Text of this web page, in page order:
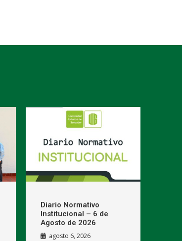
Diario Normativo
Institucional – 6 de
Agosto de 2026
agosto 6, 2026